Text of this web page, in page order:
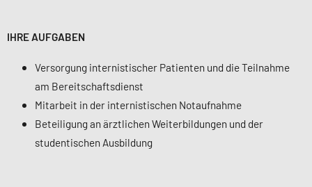
IHRE AUFGABEN
Versorgung internistischer Patienten und die Teilnahme
am Bereitschaftsdienst
Mitarbeit in der internistischen Notaufnahme
Beteiligung an ärztlichen Weiterbildungen und der
studentischen Ausbildung